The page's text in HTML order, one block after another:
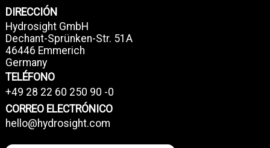
DIRECCIÓN
Hydrosight GmbH
Dechant-Sprünken-Str. 51A
46446 Emmerich
Germany
TELÉFONO
+49 28 22 60 250 90 -0
CORREO ELECTRÓNICO
hello@hydrosight.com